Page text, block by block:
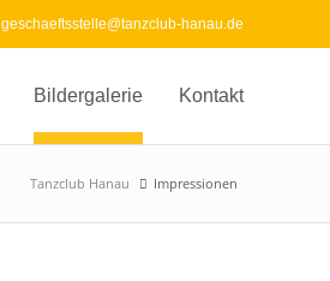
geschaeftsstelle@tanzclub-hanau.de
Bildergalerie Kontakt
Tanzclub Hanau Impressionen